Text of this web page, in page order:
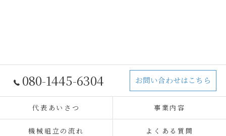
080-1445-6304 お問い合わせはこちら
代表あいさつ 事業内容
機械組立の流れ よくある質問